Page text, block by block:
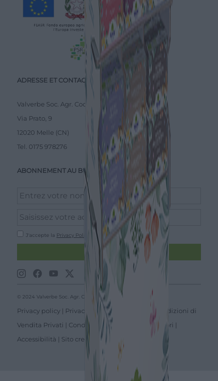
ADRESSE ET CONTACTS
Valverbe Soc. Agr. Coop.
Via Prato, 9
12020 Melle (CN)
Tel. 0175 978276
ABONNEMENT AU BULLETIN D'INFORMATION
J'accepte la Privacy Policy
ENVOYER
© 2024 Valverbe Soc. Agr. Coop. – P.Iva 02464530043
Privacy policy | Privacy business
Condizioni di
Vendita Privati | Condizioni di Vendita Rivenditori |
Accessibilità | Sito creato da